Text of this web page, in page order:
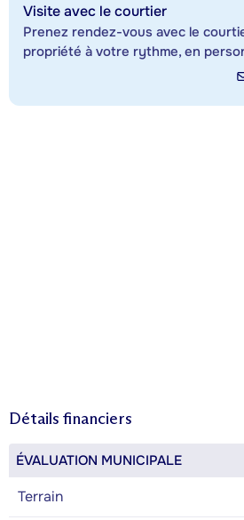
Visite avec le courtier
Prenez rendez-vous avec le
propriété à votre rythme, en
Détails financiers
ÉVALUATION MUNICIPALE
Terrain